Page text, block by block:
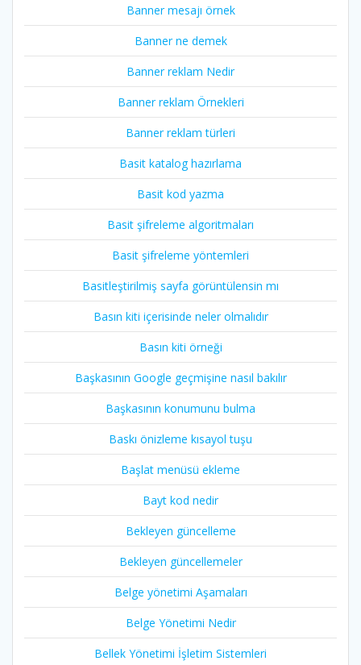
Banner mesajı örnek
Banner ne demek
Banner reklam Nedir
Banner reklam Örnekleri
Banner reklam türleri
Basit katalog hazırlama
Basit kod yazma
Basit şifreleme algoritmaları
Basit şifreleme yöntemleri
Basitleştirilmiş sayfa görüntülensin mı
Basın kiti içerisinde neler olmalıdır
Basın kiti örneği
Başkasının Google geçmişine nasıl bakılır
Başkasının konumunu bulma
Baskı önizleme kısayol tuşu
Başlat menüsü ekleme
Bayt kod nedir
Bekleyen güncelleme
Bekleyen güncellemeler
Belge yönetimi Aşamaları
Belge Yönetimi Nedir
Bellek Yönetimi İşletim Sistemleri